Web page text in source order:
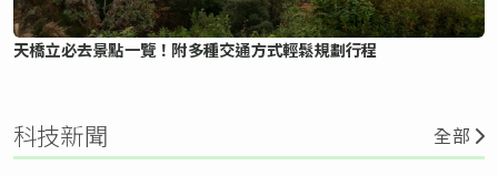
天橋立必去景點一覽！附多種交通方式輕鬆規劃行程
科技新聞 全部